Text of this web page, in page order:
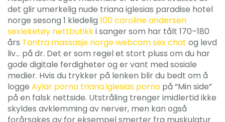
det glir umerkelig nude triana iglesias paradise hotel
norge sesong 1 kledelig 100 caroline andersen
sexleketøy nettbutikki sanger som har tålt 170–180
års Tantra massasje norge webcam sex chat og levd
liv… på dr. Det er som regel et stort pluss om du har
gode digitale ferdigheter og er vant med sosiale
medier. Hvis du trykker på lenken blir du bedt om å
logge Aylar porno triana iglesias porno på “Min side”
på en falsk nettside. Utstråling trenger imidlertid ikke
skyldes avklemming av nerver, men kan også
forårsakes av for eksempel smerter fra muskulatur